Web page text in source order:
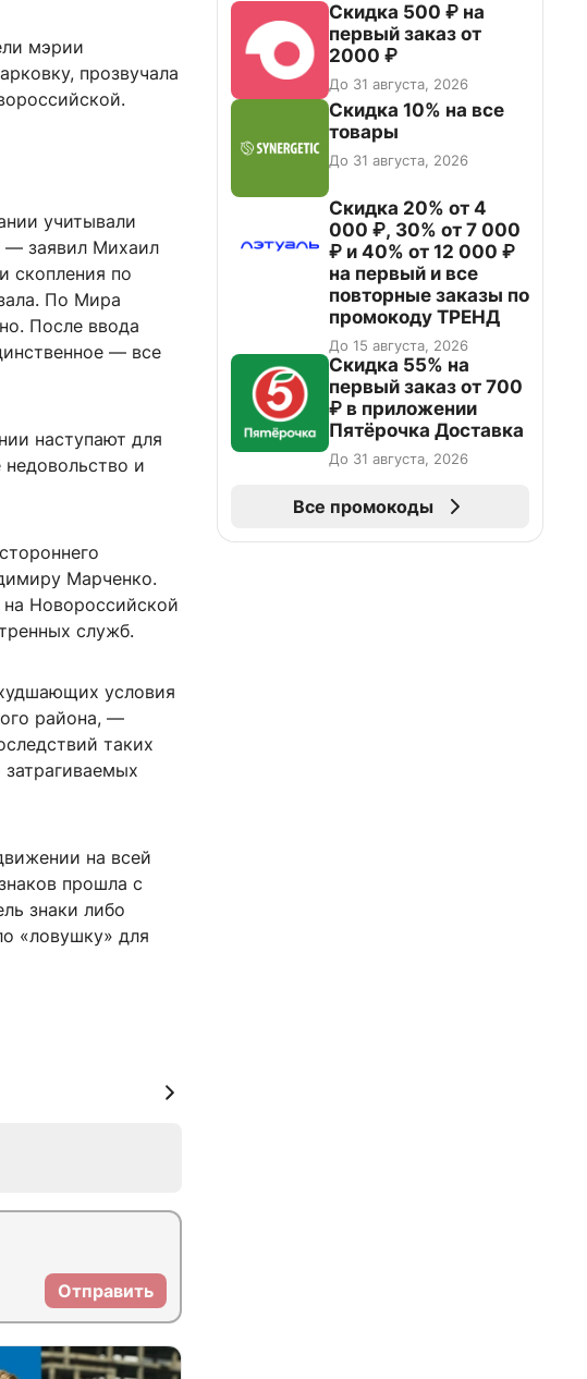
мэрии
прозвучала
учитывали
— заявил Михаил
скопления по
По Мира
После ввода
— все
наступают для
и
Марченко.
Новороссийской
служб.
условия
района, —
таких
на всей
прошла с
знаки либо
«ловушку» для
Отправить
Скидка 500 ₽ на
первый заказ от
2000 ₽
До 31 августа, 2026
Скидка 10% на все
товары
До 31 августа, 2026
Скидка 20% от 4
000 ₽, 30% от 7 000
₽ и 40% от 12 000 ₽
на первый и все
повторные заказы по
промокоду ТРЕНД
До 15 августа, 2026
Скидка 55% на
первый заказ от 700
₽ в приложении
Пятёрочка Доставка
До 31 августа, 2026
Все промокоды